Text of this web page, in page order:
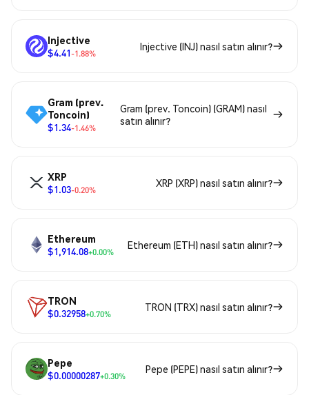
Injective
$4.41-1.88%
Injective (INJ) nasıl satın alınır?
Gram (prev.
Toncoin)
$1.34-1.46%
Gram (prev. Toncoin) (GRAM) nasıl
satın alınır?
XRP
$1.03-0.20%
XRP (XRP) nasıl satın alınır?
Ethereum
$1,914.08+0.00%
Ethereum (ETH) nasıl satın alınır?
TRON
$0.32958+0.70%
TRON (TRX) nasıl satın alınır?
Pepe
$0.00000287+0.30%
Pepe (PEPE) nasıl satın alınır?